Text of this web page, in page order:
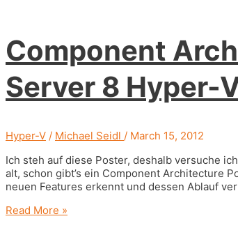
VM
mittels
2012
Component
Server 8 Hyper-
Hyper-V / Michael Seidl / March 15, 2012
Ich steh auf diese Poster, deshalb versuche
alt, schon gibt’s ein Component Architecture
neuen Features erkennt und dessen Ablauf
Component
Read More »